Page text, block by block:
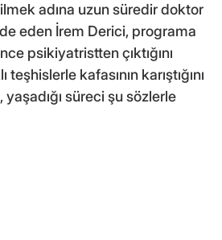
adına uzun süredir doktor
eden İrem Derici, programa
psikiyatristten çıktığını
kafasının karıştığını
yaşadığı süreci şu sözlerle